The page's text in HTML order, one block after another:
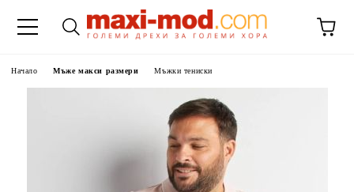
Начало Мъже макси размери Мъжки тениски